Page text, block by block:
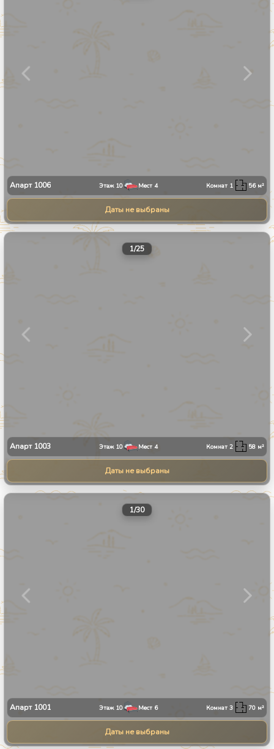
Апарт 1006 Этаж 10 Мест 4 Комнат 1 56м²
Даты не выбраны
1/25
Апарт 1003 Этаж 10 Мест 4 Комнат2 58 м²
Даты не выбраны
1/30
Апарт 1001 Этаж 10 Мест 6 Комнат3 70 м²
Даты не выбраны